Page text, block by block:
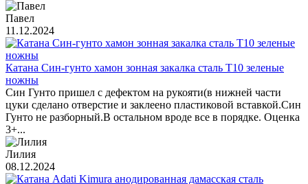
Павел
11.12.2024
Катана Син-гунто хамон зонная закалка сталь T10 зеленые
ножны
Син Гунто пришел с дефектом на рукояти(в нижней части
цуки сделано отверстие и заклеено пластиковой вставкой.Син
Гунто не разборный.В остальном вроде все в порядке. Оценка
3+...
Лилия
08.12.2024